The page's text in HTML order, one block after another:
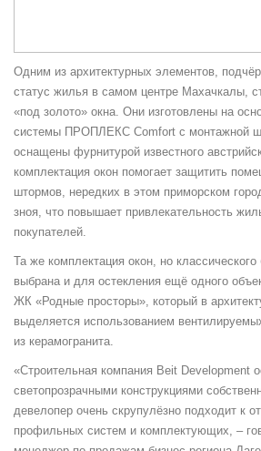
Одним из архитектурных элементов,
статус жилья в самом центре Махачкалы,
«под золото» окна. Они изготовлены на
системы ПРОПЛЕКС Comfort с монтажной
оснащены фурнитурой известного
комплектация окон помогает защитить
штормов, нередких в этом приморском
зноя, что повышает привлекательность
покупателей.
Та же комплектация окон, но
выбрана и для остекления ещё одного
ЖК «Родные просторы», который в
выделяется использованием
из керамогранита.
«Строительная компания Beit Development
светопрозрачными конструкциями
девелопер очень скрупулёзно подходит к
профильных систем и комплектующих, –